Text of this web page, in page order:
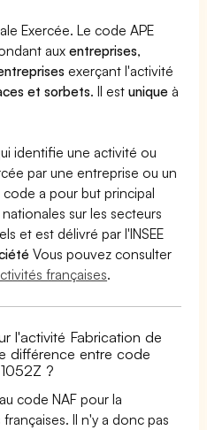
Exercée. Le code APE
auxentreprises,
exerçant l'activité
et sorbets. Il estunique à
identifie une activité ou
par une entreprise ou un
a pour but principal
sur les secteurs
et est délivré par l'INSEE
Vous pouvez consulter
françaises.
l'activité Fabrication de
différence entre code
?
code NAF pour la
Il n'y a donc pas